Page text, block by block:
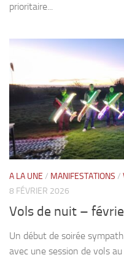
prioritaire...
A LA UNE / MANIFESTATIONS /
8 FÉVRIER 2026
Vols de nuit –
Un début de soirée
avec une session de vols au